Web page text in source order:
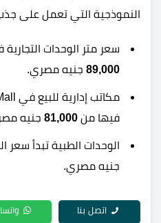
النموذجية التي تعمل على
سعر متر الوحدات
89,000 جنيه مصري.
فيها من 81,000 جنيه
الوحدات الطبية تبدأ سعر
جنيه مصري.
اتصل بنا